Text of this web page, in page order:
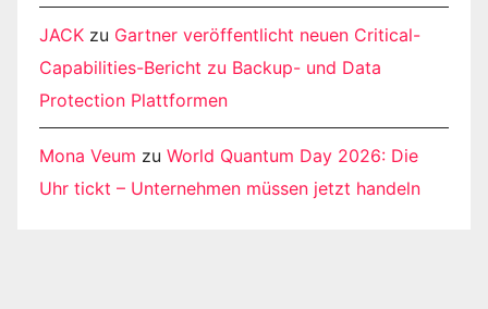
JACK zu Gartner veröffentlicht neuen Critical-
Capabilities-Bericht zu Backup- und Data
Protection Plattformen
Mona Veum zu World Quantum Day 2026: Die
Uhr tickt – Unternehmen müssen jetzt handeln